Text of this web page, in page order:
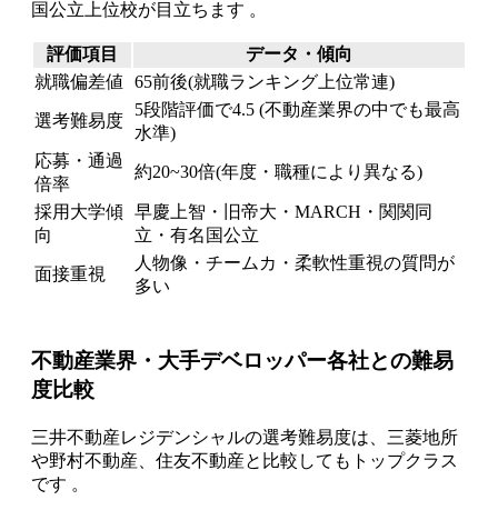
国公立上位校が目立ちます 。
評価項目
データ・傾向
就職偏差値
65前後(就職ランキング上位常連)
選考難易度
5段階評価で4.5 (不動産業界の中でも最高
水準)
応募・通過
倍率
約20~30倍(年度・職種により異なる)
採用大学傾
向
早慶上智・旧帝大・MARCH・関関同
立・有名国公立
面接重視
人物像・チームカ・柔軟性重視の質問が
多い
不動産業界・大手デベロッパー各社との難易
度比較
三井不動産レジデンシャルの選考難易度は、三菱地所
や野村不動産、住友不動産と比較してもトップクラス
です 。